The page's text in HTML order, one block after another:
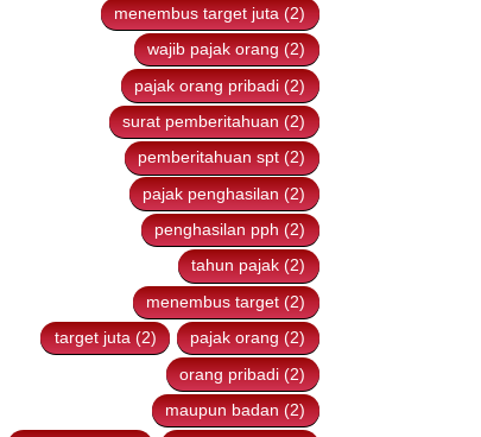
menembus target juta (2)
wajib pajak orang (2)
pajak orang pribadi (2)
surat pemberitahuan (2)
pemberitahuan spt (2)
pajak penghasilan (2)
penghasilan pph (2)
tahun pajak (2)
menembus target (2)
target juta (2)
pajak orang (2)
orang pribadi (2)
maupun badan (2)